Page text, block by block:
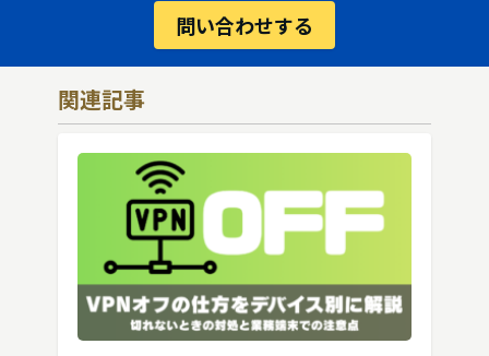
問い合わせする
関連記事